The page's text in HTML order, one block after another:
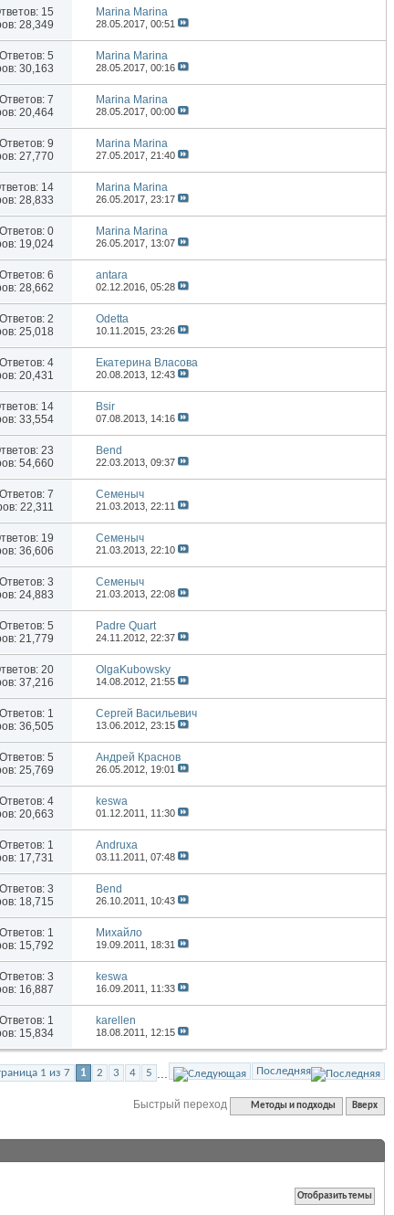
15
28,349
Marina Marina
28.05.2017,00:51
Ответов: 5
30,163
Marina Marina
28.05.2017,00:16
Ответов: 7
20,464
Marina Marina
28.05.2017,00:00
Ответов: 9
27,770
Marina Marina
27.05.2017,21:40
14
28,833
Marina Marina
26.05.2017,23:17
Ответов: 0
19,024
Marina Marina
26.05.2017, 13:07
Ответов: 6
28,662
antara
02.12.2016,05:28
Ответов: 2
25,018
Odetta
10.11.2015,23:26
Ответов: 4
20,431
Екатерина Власова
20.08.2013, 12:43
14
33,554
Bsir
07.08.2013, 14:16
23
54,660
Bend
22.03.2013,09:37
Ответов: 7
22,311
Семеныч
21.03.2013,22:11
19
36,606
Семеныч
21.03.2013,22:10
Ответов: 3
24,883
Семеныч
21.03.2013,22:08
Ответов: 5
21,779
Padre Quart
24.11.2012,22:37
20
37,216
OlgaKubowsky
14.08.2012,21:55
Ответов: 1
36,505
Сергей Васильевич
13.06.2012,23:15
Ответов: 5
25,769
Андрей Краснов
26.05.2012, 19:01
Ответов: 4
20,663
keswa
01.12.2011, 11:30
Ответов: 1
17,731
Andruxa
03.11.2011,07:48
Ответов: 3
18,715
Bend
26.10.2011, 10:43
Ответов: 1
15,792
Михайло
19.09.2011, 18:31
Ответов: 3
16,887
keswa
16.09.2011, 11:33
Ответов: 1
15,834
karellen
18.08.2011, 12:15
1 из 7 1 2 3 4 5 ... Последняя
Быстрый переход Методы и подходы Вверх